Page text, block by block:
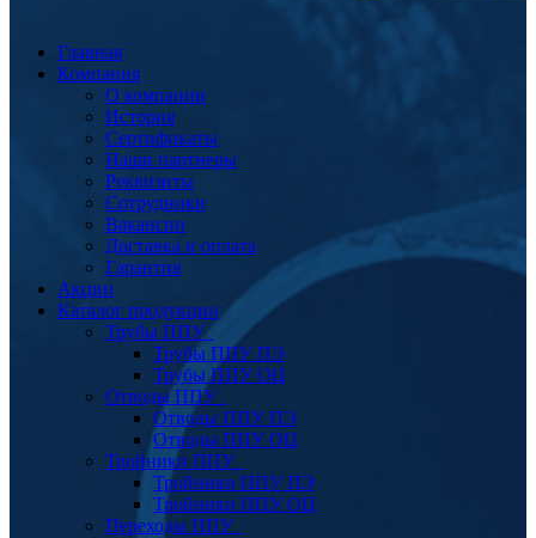
Главная
Компания
О компании
История
Сертификаты
Наши партнеры
Реквизиты
Сотрудники
Вакансии
Доставка и оплата
Гарантия
Акции
Каталог продукции
Трубы ППУ
Трубы ППУ ПЭ
Трубы ППУ ОЦ
Отводы ППУ
Отводы ППУ ПЭ
Отводы ППУ ОЦ
Тройники ППУ
Тройники ППУ ПЭ
Тройники ППУ ОЦ
Переходы ППУ